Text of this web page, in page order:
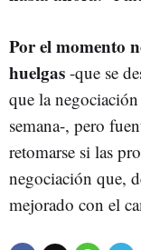
Por el momento
huelgas -que se
que la
semana-, pero
retomarse si las
negociación que,
mejorado con el